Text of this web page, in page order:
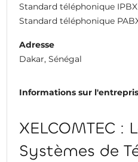
Standard téléphonique
Standard téléphonique
Adresse
Dakar, Sénégal
Informations sur
XELCOMTEC :
Systèmes de